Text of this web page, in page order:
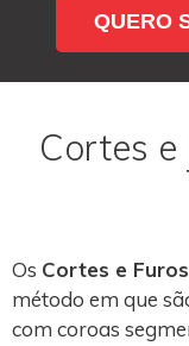
QUERO
Cortes e
Os Cortes e
método em que
com coroas